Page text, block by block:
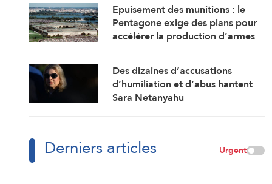
Epuisement des munitions : le
Pentagone exige des plans pour
accélérer la production d’armes
Des dizaines d’accusations
d’humiliation et d’abus hantent
Sara Netanyahu
Derniers articles Urgent